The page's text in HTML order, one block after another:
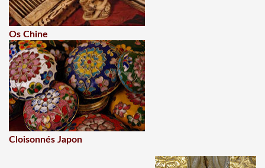
Os Chine
Cloisonnés Japon